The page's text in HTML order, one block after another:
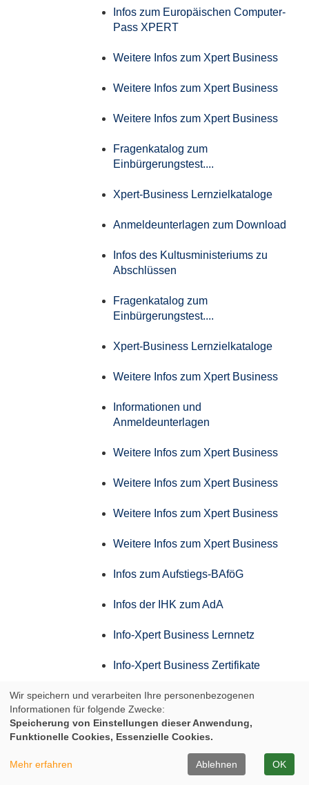
Infos zum Europäischen Computer-
Pass XPERT
Weitere Infos zum Xpert Business
Weitere Infos zum Xpert Business
Weitere Infos zum Xpert Business
Fragenkatalog zum
Einbürgerungstest....
Xpert-Business Lernzielkataloge
Anmeldeunterlagen zum Download
Infos des Kultusministeriums zu
Abschlüssen
Fragenkatalog zum
Einbürgerungstest....
Xpert-Business Lernzielkataloge
Weitere Infos zum Xpert Business
Informationen und
Anmeldeunterlagen
Weitere Infos zum Xpert Business
Weitere Infos zum Xpert Business
Weitere Infos zum Xpert Business
Weitere Infos zum Xpert Business
Infos zum Aufstiegs-BAföG
Infos der IHK zum AdA
Info-Xpert Business Lernnetz
Info-Xpert Business Zertifikate
Weitere Infos zum Xpert Business
Weitere Infos zum Xpert Business
Weitere Infos zum Xpert Business
Wir speichern und verarbeiten Ihre personenbezogenen
Informationen für folgende Zwecke:
Speicherung von Einstellungen dieser Anwendung,
Funktionelle Cookies, Essenzielle Cookies.
Mehr erfahren Ablehnen OK